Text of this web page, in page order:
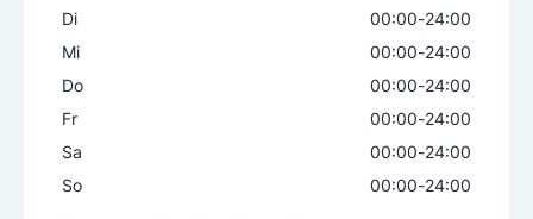
Elektronikschlösser
Schließanlagen
Sicherheitsbeschläge
Sicherheitstechnik
Spezialverriegelung
Di
00:00-24:00
Mi
00:00-24:00
Do
00:00-24:00
Fr
00:00-24:00
Sa
00:00-24:00
So
00:00-24:00